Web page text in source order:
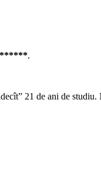
******.
21 de ani de studiu.